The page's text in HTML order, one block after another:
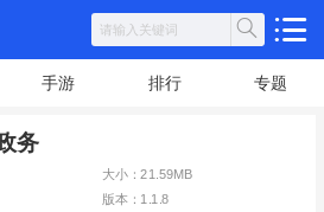
手游 排行 专题
务
大小：21.59MB
版本：1.1.8